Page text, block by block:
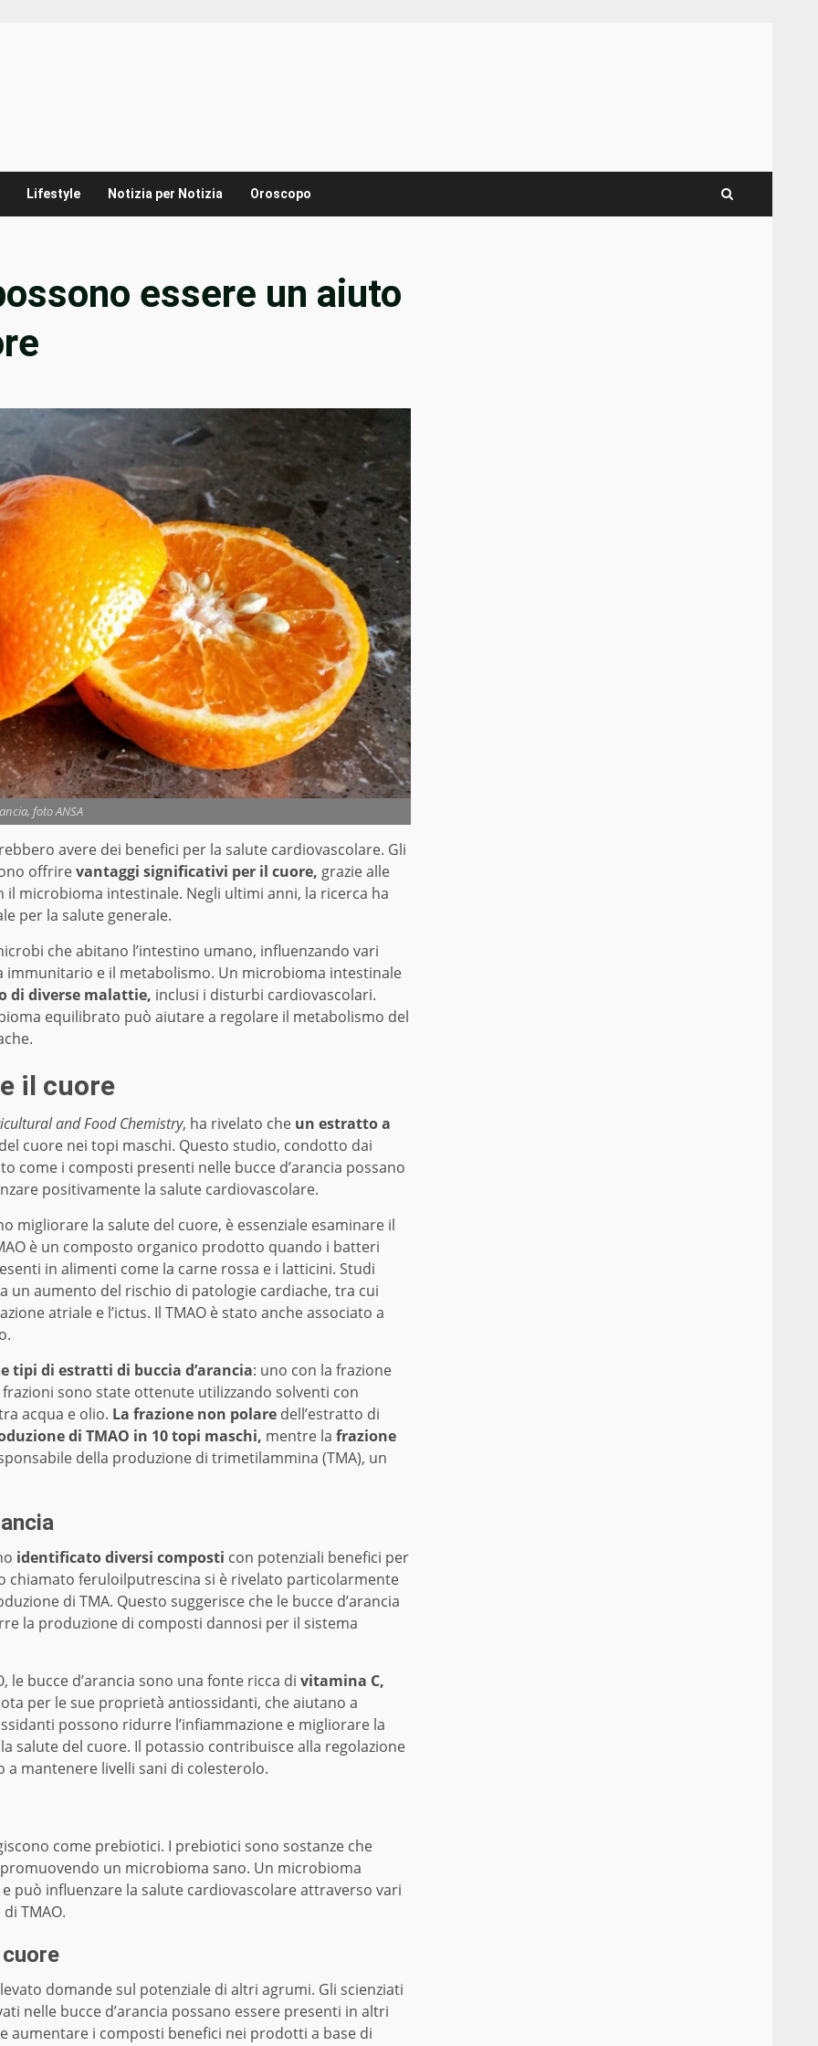
Lifestyle Notizia per Notizia Oroscopo
essere un aiuto
foto ANSA
avere dei benefici per la salute cardiovascolare. Gli
offrirevantaggi significativi per il cuore, grazie alle
microbioma intestinale. Negli ultimi anni, la ricerca ha
per la salute generale.
che abitano l’intestino umano, influenzando vari
immunitario e il metabolismo. Un microbioma intestinale
di diverse malattie, inclusi i disturbi cardiovascolari.
equilibrato può aiutare a regolare il metabolismo del
il cuore
and Food Chemistry, ha rivelato che un estratto a
cuore nei topi maschi. Questo studio, condotto dai
come i composti presenti nelle bucce d’arancia possano
positivamente la salute cardiovascolare.
migliorare la salute del cuore, è essenziale esaminare il
è un composto organico prodotto quando i batteri
in alimenti come la carne rossa e i latticini. Studi
un aumento del rischio di patologie cardiache, tra cui
atriale e l’ictus. Il TMAO è stato anche associato a
tipi di estratti di buccia d’arancia: uno con la frazione
sono state ottenute utilizzando solventi con
acqua e olio. La frazione non polare dell’estratto di
di TMAO in 10 topi maschi, mentre la frazione
della produzione di trimetilammina (TMA), un
identificato diversi composti con potenziali benefici per
chiamato feruloilputrescina si è rivelato particolarmente
di TMA. Questo suggerisce che le bucce d’arancia
la produzione di composti dannosi per il sistema
le bucce d’arancia sono una fonte ricca di vitamina C,
per le sue proprietà antiossidanti, che aiutano a
possono ridurre l’infiammazione e migliorare la
salute del cuore. Il potassio contribuisce alla regolazione
mantenere livelli sani di colesterolo.
come prebiotici. I prebiotici sono sostanze che
un microbioma sano. Un microbioma
può influenzare la salute cardiovascolare attraverso vari
TMAO.
domande sul potenziale di altri agrumi. Gli scienziati
nelle bucce d’arancia possano essere presenti in altri
aumentare i composti benefici nei prodotti a base di